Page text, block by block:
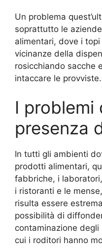
Un problema
soprattutto le
alimentari, dove i
vicinanze della
rosicchiando sacche
intaccare le provviste.
I problemi
presenza
In tutti gli ambienti
prodotti alimentari,
fabbriche, i
i ristoranti e le
risulta essere
possibilità di
contaminazione
cui i roditori hanno